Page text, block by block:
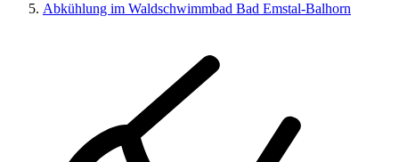
Abkühlung im Waldschwimmbad Bad Emstal-Balhorn